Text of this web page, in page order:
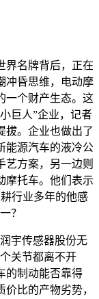
名牌背后，正在
冲昏思维，电动摩
一个财产生态。这
巨人”企业，记者
拔。企业也做出了
源汽车的液冷公
艺方案，另一边则
摩托车。他们表示
行业多年的他感
？
宇传感器股份无
关节都离不开
的制动能否靠得
比的产物劣势，